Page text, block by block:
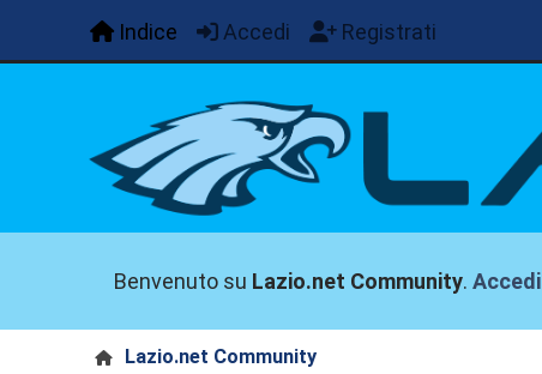
Indice Accedi Registrati
Benvenuto su Lazio.net Community.Accedi
Lazio.net Community